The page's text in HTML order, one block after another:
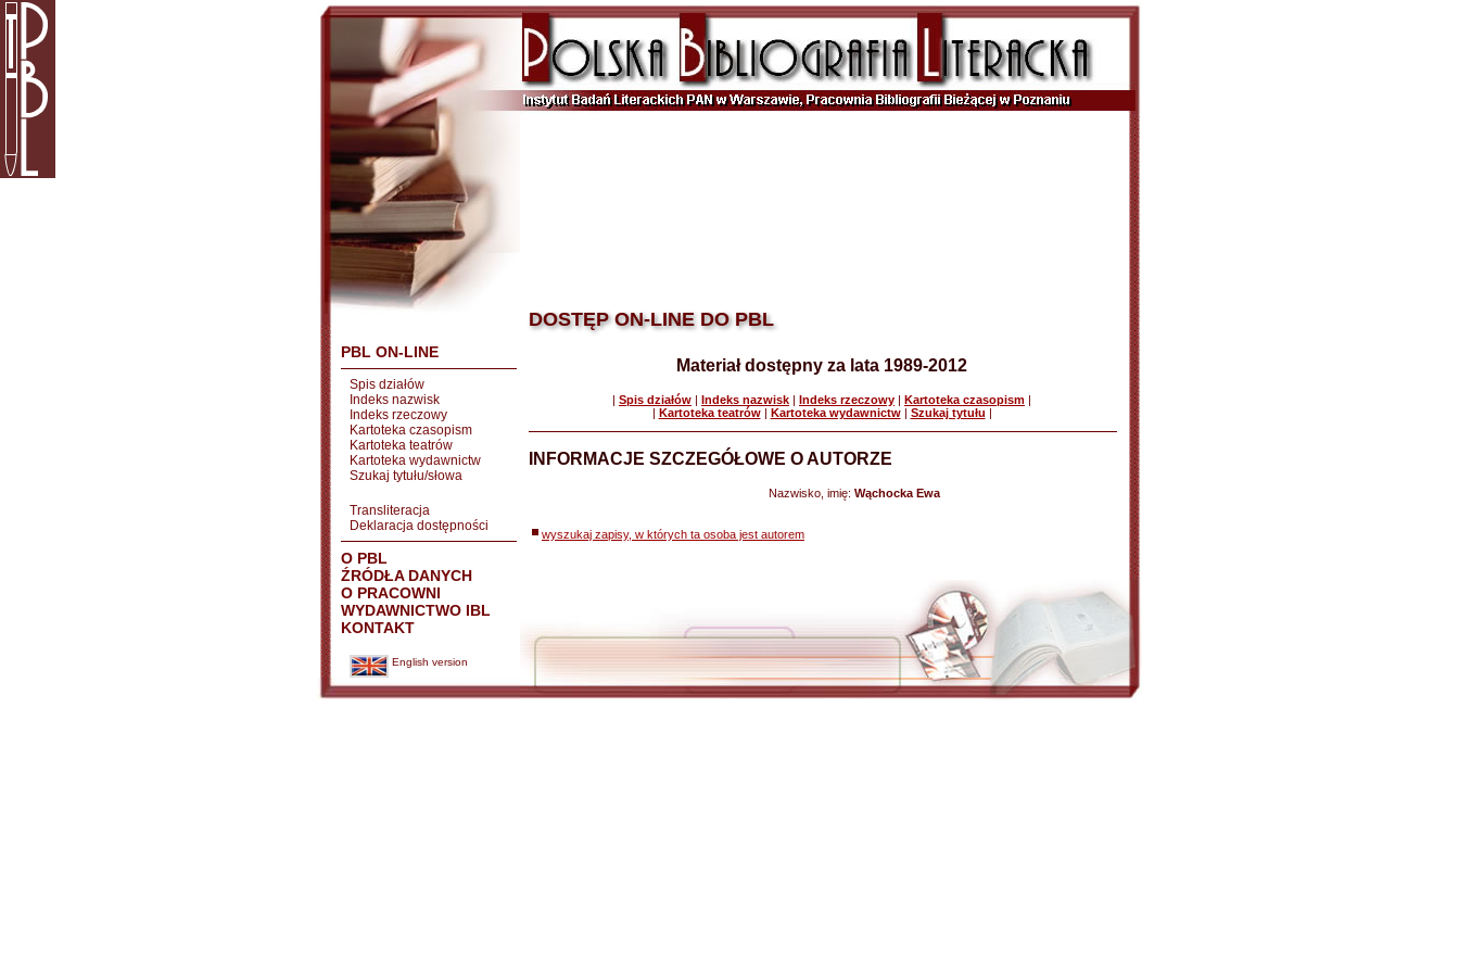
PBL ON-LINE
Spis działów
Indeks nazwisk
Indeks rzeczowy
Kartoteka czasopism
Kartoteka teatrów
Kartoteka wydawnictw
Szukaj tytułu/słowa
Transliteracja
Deklaracja dostępności
O PBL
ŹRÓDŁA DANYCH
O PRACOWNI
WYDAWNICTWO IBL
KONTAKT
English version
DOSTĘP ON-LINE DO PBL
Materiał dostępny za lata 1989-2012
| Spis działów | Indeks nazwisk | Indeks rzeczowy | Kartoteka czasopism |
| Kartoteka teatrów| Kartoteka wydawnictw| Szukaj tytułu |
INFORMACJE SZCZEGÓŁOWE O AUTORZE
Nazwisko, imię: Wąchocka Ewa
wyszukaj zapisy, w których ta osoba jest autorem